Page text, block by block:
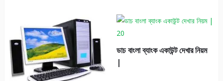
ডাচ বাংলা ব্যাংক একাউন্ট দেখার নিয়ম
|